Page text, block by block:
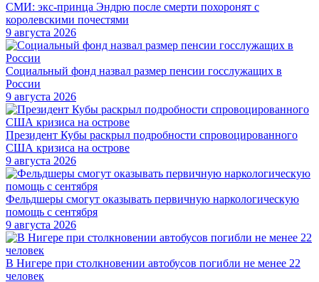
СМИ: экс-принца Эндрю после смерти похоронят с
королевскими почестями
9 августа 2026
Социальный фонд назвал размер пенсии госслужащих в
России
9 августа 2026
Президент Кубы раскрыл подробности спровоцированного
США кризиса на острове
9 августа 2026
Фельдшеры смогут оказывать первичную наркологическую
помощь с сентября
9 августа 2026
В Нигере при столкновении автобусов погибли не менее 22
человек